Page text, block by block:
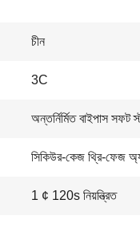
চীন
3C
অন্তর্নির্মিত বাইপাস সফট
সিকিউর-কেজ থ্রি-ফেজ
1 ¢ 120s নিয়ন্ত্রিত